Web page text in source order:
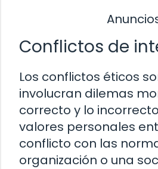
Conflictos de
Los conflictos éticos
involucran dilemas
correcto y lo
valores personales
conflicto con las
organización o una